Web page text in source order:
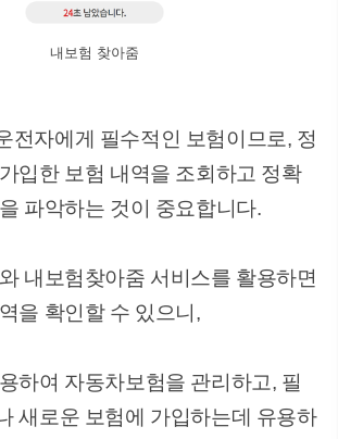
내보험 찾아줌
전자에게 필수적인 보험이므로, 정
입한 보험 내역을 조회하고 정확
파악하는 것이 중요합니다.
내보험찾아줌 서비스를 활용하면
을 확인할 수 있으니,
하여 자동차보험을 관리하고, 필
새로운 보험에 가입하는데 유용하